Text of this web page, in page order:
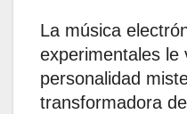
La música
experimentales le
personalidad
transformadora